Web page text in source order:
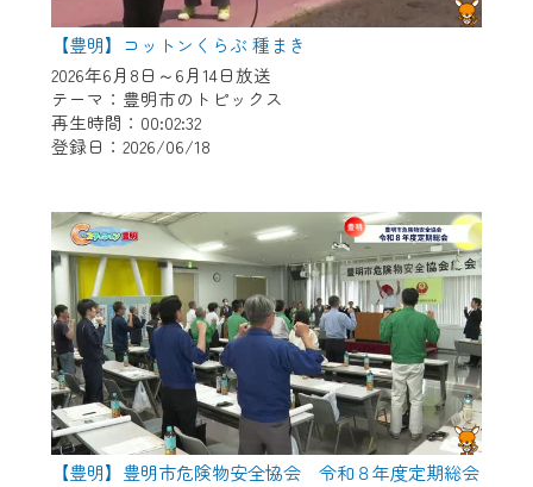
【豊明】コットンくらぶ 種まき
2026年6月8日～6月14日放送
テーマ：豊明市のトピックス
再生時間：00:02:32
登録日：2026/06/18
【豊明】豊明市危険物安全協会 令和８年度定期総会
＜メンテナンス情報＞
CCNetWebTVのリニューアルにともないメ
ンテナンス作業を予定しています。
作業の間は、CCNetWebTVの画面が「メン
テナンス中」になり、ご利用いただけませ
ん。
ご不便をおかけいたしますが、ご了承の程
よろしくお願いいたします。